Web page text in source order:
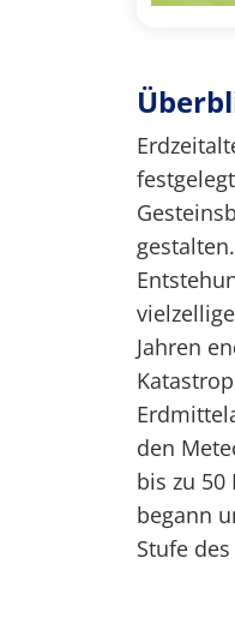
Jahren
den
bis zu 50
begann
Stufe